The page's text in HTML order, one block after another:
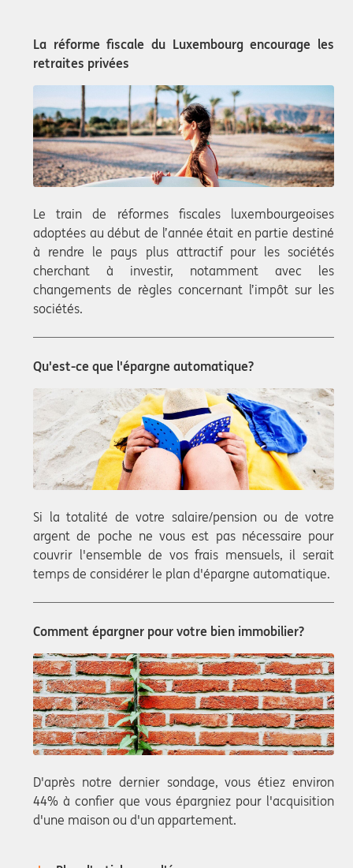
La réforme fiscale du Luxembourg encourage les
retraites privées
Le train de réformes fiscales luxembourgeoises
adoptées au début de l’année était en partie destiné
à rendre le pays plus attractif pour les sociétés
cherchant à investir, notamment avec les
changements de règles concernant l’impôt sur les
sociétés.
Qu'est-ce que l'épargne automatique?
Si la totalité de votre salaire/pension ou de votre
argent de poche ne vous est pas nécessaire pour
couvrir l'ensemble de vos frais mensuels, il serait
temps de considérer le plan d'épargne automatique.
Comment épargner pour votre bien immobilier?
D'après notre dernier sondage, vous étiez environ
44% à confier que vous épargniez pour l'acquisition
d'une maison ou d'un appartement.